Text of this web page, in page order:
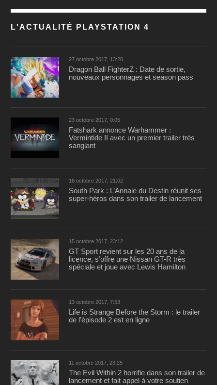
L'ACTUALITÉ PLAYSTATION 4
27 octobre 2017, 13:20
Dragon Ball FighterZ : Date de sortie,
nouveaux personnages et season pass
23 octobre 2017, 0:05
Fatshark annonce Warhammer :
Vermintide II avec un premier trailer très
sanglant
18 octobre 2017, 21:02
South Park : L’Annale du Destin réunit ses
super-héros dans son trailer de lancement
15 octobre 2017, 23:12
GT Sport revient sur les 20 ans de la
licence, s’offre une Nissan GT-R très
spéciale et joue avec Lewis Hamilton
13 octobre 2017, 7:53
Life is Strange Before the Storm : le trailer
de l’épisode 2 est en ligne
11 octobre 2017, 23:25
The Evil Within 2 horrifie dans son trailer de
lancement et fait appel à votre soutien